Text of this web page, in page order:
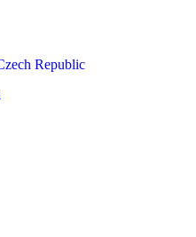
Republic